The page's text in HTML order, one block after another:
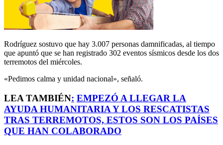
Rodríguez sostuvo que hay 3.007 personas damnificadas, al tiempo
que apuntó que se han registrado 302 eventos sísmicos desde los dos
terremotos del miércoles.
«Pedimos calma y unidad nacional», señaló.
LEA TAMBIÉN: EMPEZÓ A LLEGAR LA
AYUDA HUMANITARIA Y LOS RESCATISTAS
TRAS TERREMOTOS, ESTOS SON LOS PAÍSES
QUE HAN COLABORADO